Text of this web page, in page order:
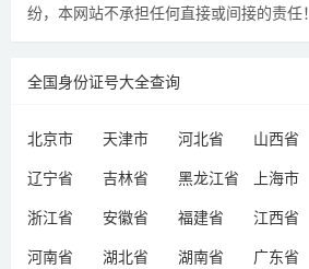
纷，本网站不承担任何直接或间接的责任！
全国身份证号大全查询
北京市 天津市 河北省 山西省
辽宁省 吉林省 黑龙江省 上海市
浙江省
安徽省 福建省 江西省
河南省
湖北省 湖南省 广东省